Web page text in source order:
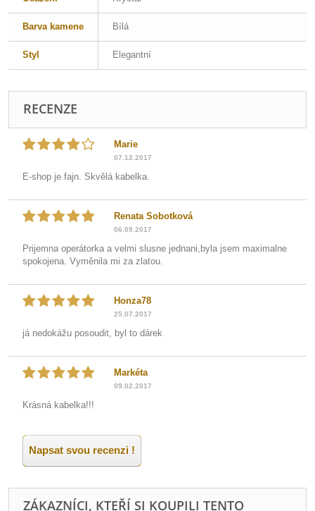
Barva kamene Bílá
Styl Elegantní
RECENZE
Marie
07.12.2017
E-shop je fajn. Skvělá kabelka.
Renata Sobotková
06.09.2017
Prijemna operátorka a velmi slusne jednani,byla jsem maximalne
spokojena. Vyměnila mi za zlatou.
Honza78
25.07.2017
já nedokážu posoudit, byl to dárek
Markéta
09.02.2017
Krásná kabelka!!!
Napsat svou recenzi !
ZÁKAZNÍCI, KTEŘÍ SI KOUPILI TENTO